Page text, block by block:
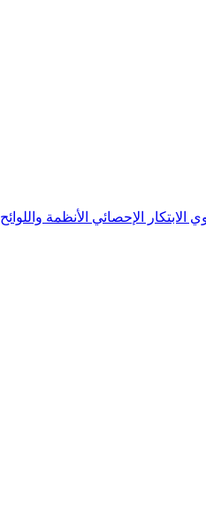
الابتكار الإحصائي الأنظمة واللوائح